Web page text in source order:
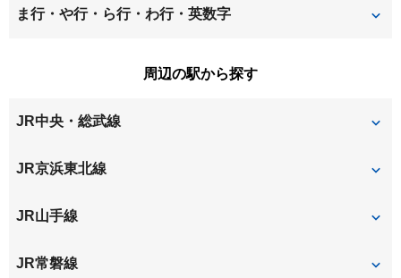
京島
清川
蔵前
千住仲町 太平
業平 日本堤
文花
ま行・や行・ら行・わ行・英数字
竜泉
周辺の駅から探す
JR中央・総武線
両国
JR京浜東北線
鶯谷
JR山手線
鶯谷
JR常磐線